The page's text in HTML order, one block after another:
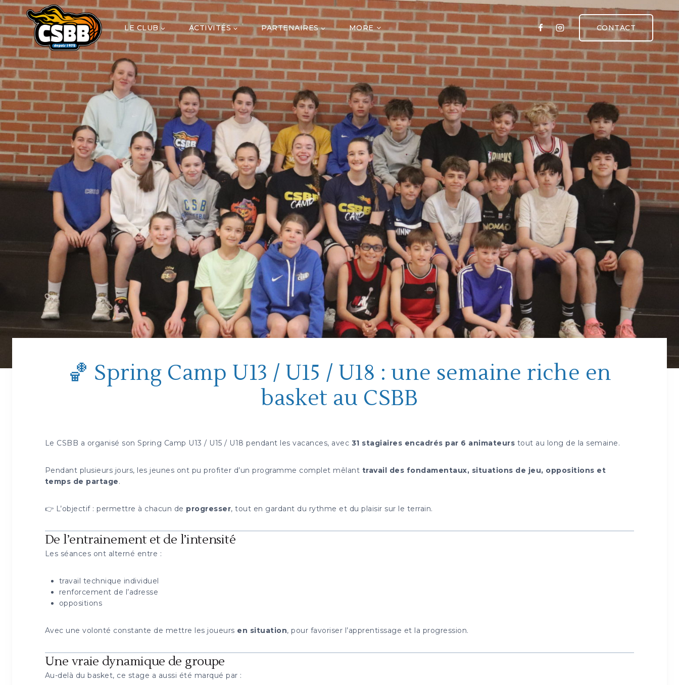
LE CLUB ACTIVITÉS PARTENAIRES MORE CONTACT
🏀 Spring Camp U13 / U15 / U18 : une semaine riche en
basket au CSBB
Le CSBB a organisé son Spring Camp U13 / U15 / U18 pendant les vacances, avec 31 stagiaires encadrés par 6 animateurs tout au long de la semaine.
Pendant plusieurs jours, les jeunes ont pu profiter d’un programme complet mêlant travail des fondamentaux, situations de jeu, oppositions et
temps de partage.
👉 L’objectif : permettre à chacun de progresser, tout en gardant du rythme et du plaisir sur le terrain.
De l’entrainement et de l’intensité
Les séances ont alterné entre :
travail technique individuel
renforcement de l’adresse
oppositions
Avec une volonté constante de mettre les joueurs en situation, pour favoriser l’apprentissage et la progression.
Une vraie dynamique de groupe
Au-delà du basket, ce stage a aussi été marqué par :